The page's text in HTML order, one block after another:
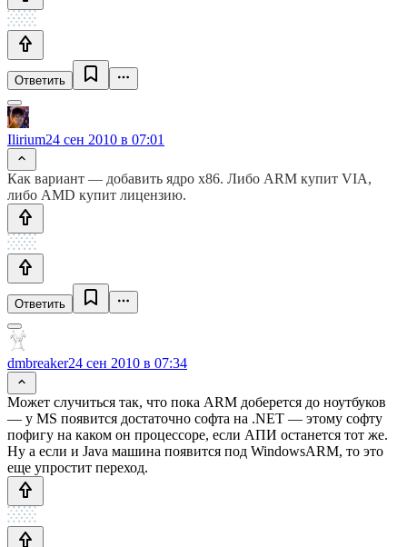
Ответить
Ilirium24 сен 2010 в 07:01
Как вариант — добавить ядро x86. Либо ARM купит VIA,
либо AMD купит лицензию.
Ответить
dmbreaker24 сен 2010 в 07:34
Может случиться так, что пока ARM доберется до ноутбуков
— у MS появится достаточно софта на .NET — этому софту
пофигу на каком он процессоре, если АПИ останется тот же.
Ну а если и Java машина появится под WindowsARM, то это
еще упростит переход.